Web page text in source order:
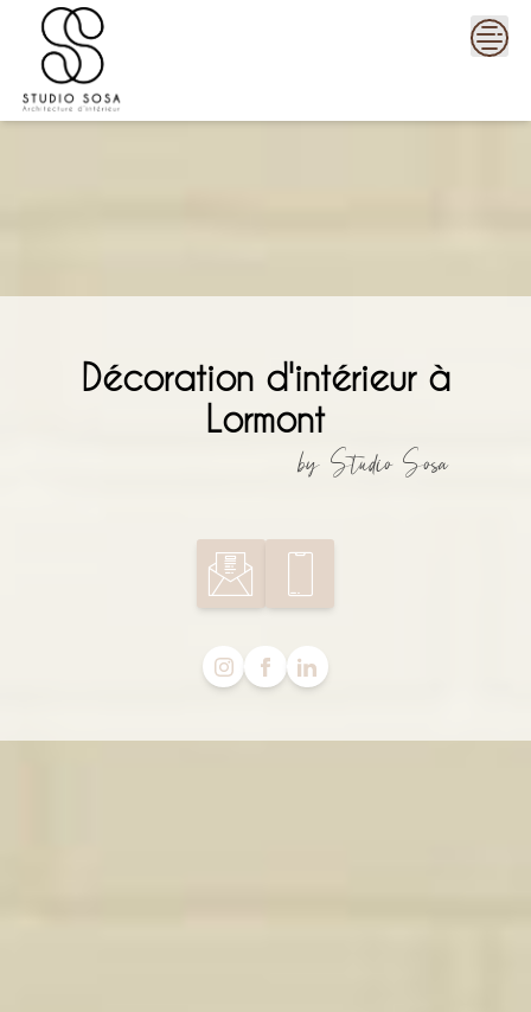
content
Décoration d'intérieur à
Lormont
by Studio Sosa